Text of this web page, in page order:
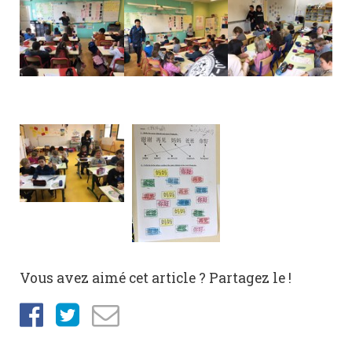
Vous avez aimé cet article ? Partagez le !